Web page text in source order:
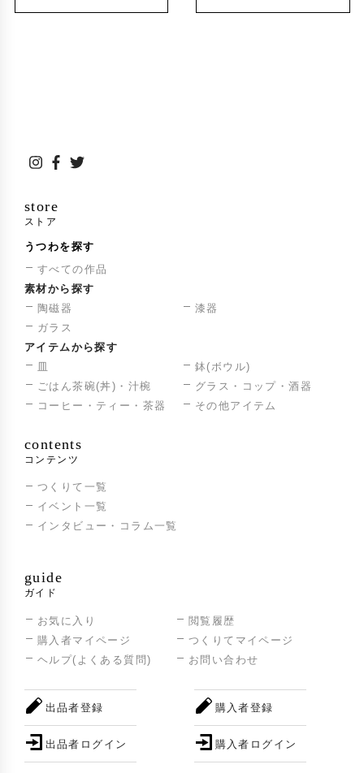
2018年 個展 Mizen Fine art (Paris)
2021年
2022年
新春奉納<あめつちわらいき> 出雲大社東京分
詞
2 人展
受賞歴
朝日現代クラフト展入選
2001年 益子陶芸展入選
2011年
2012年
EX-TEMPORE PILAN2012 SCARBO d.o.o.(3
位買上賞受賞)Slovenia
2023年
store
ストア
うつわを探す
すべての作品
素材から探す
陶磁器
漆器
ガラス
アイテムから探す
皿
鉢(ボウル)
ごはん茶碗(丼)・汁椀
グラス・コップ・酒器
コーヒー・ティー・茶器
その他アイテム
contents
コンテンツ
つくりて一覧
イベント一覧
インタビュー・コラム一覧
guide
ガイド
お気に入り
閲覧履歴
購入者マイページ
つくりてマイページ
ヘルプ(よくある質問)
お問い合わせ
出品者登録
出品者ログイン
購入者登録
購入者ログイン